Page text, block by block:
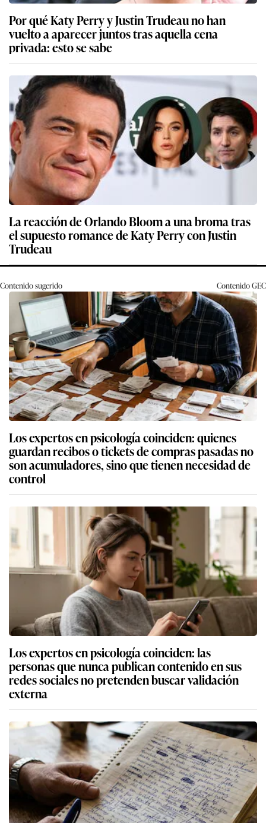
Por qué Katy Perry y Justin Trudeau no han
vuelto a aparecer juntos tras aquella cena
privada: esto se sabe
La reacción de Orlando Bloom a una broma tras
el supuesto romance de Katy Perry con Justin
Trudeau
Contenido sugerido ContenidoGEC
Los expertos en psicología coinciden: quienes
guardan recibos o tickets de compras pasadas no
son acumuladores, sino que tienen necesidad de
control
Los expertos en psicología coinciden: las
personas que nunca publican contenido en sus
redes sociales no pretenden buscar validación
externa